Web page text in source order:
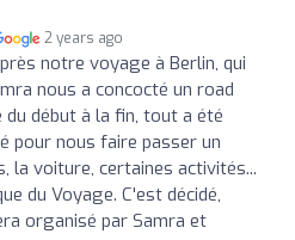
2 years ago
notre voyage à Berlin, qui
nous a concocté un road
du début à la fin, tout a été
pour nous faire passer un
la voiture, certaines activités...
du Voyage. C'est décidé,
organisé par Samra et